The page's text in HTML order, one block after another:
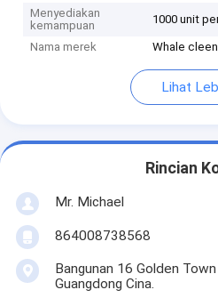
Menyediakan
kemampuan
1000 unit
Nama merek Whale cleen
Lihat
Rincian
Mr. Michael
864008738568
Bangunan 16 Golden
Guangdong Cina.